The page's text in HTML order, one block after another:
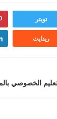
تويتر
ريدايت